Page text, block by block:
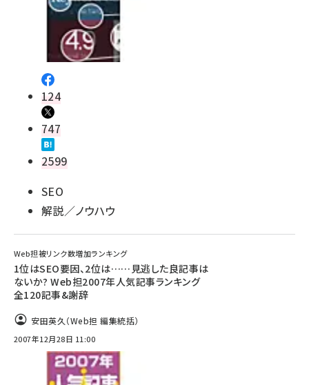
124
747
2599
SEO
解説／ノウハウ
Web担被リンク数増加ランキング
1位はSEO要因、2位は……見逃した良記事は
ないか? Web担2007年人気記事ランキング
全120記事&謝辞
安田英久（Web担 編集統括）
2007年12月28日 11:00